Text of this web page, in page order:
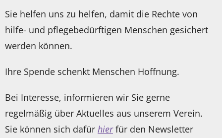
Sie helfen uns zu helfen, damit die Rechte von
hilfe- und pflegebedürftigen Menschen gesichert
werden können.
Ihre Spende schenkt Menschen Hoffnung.
Bei Interesse, informieren wir Sie gerne
regelmäßig über Aktuelles aus unserem Verein.
Sie können sich dafür hierfür den Newsletter